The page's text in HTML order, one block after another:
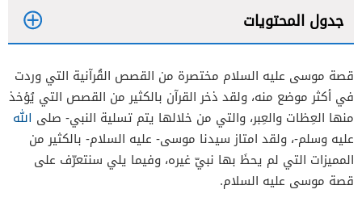
جدول المحتويات
ولادة موسى وقصر فرعون
حادثة قتل القبطي
موسى في مدين
قصة موسى عليه السلام مختصرة من القصص القُرآنية التي وردت
في أكثر موضع منه، ولقد ذخر القرآن بالكثير من القصص التي يُؤخذ
منها العِظات والعِبر، والتي من خلالها يتم تسلية النبي- صلى الله
عليه وسلم-، ولقد امتاز سيدنا موسى- عليه السلام- بالكثير من
المميزات التي لم يحظَ بها نبيّ غيره، وفيما يلي سنتعرّف على
قصة موسى عليه السلام.